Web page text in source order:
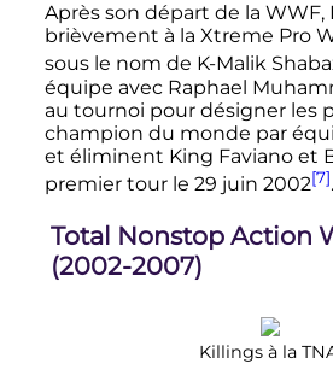
Après son départ de la
brièvement à la Xtreme Pro
sous le nom de K-Malik
équipe avec Raphael
au tournoi pour désigner les
champion du monde par
et éliminent King Faviano et
premier tour le 29 juin 2002[7].
Total Nonstop Action
(2002-2007)
Killings à la